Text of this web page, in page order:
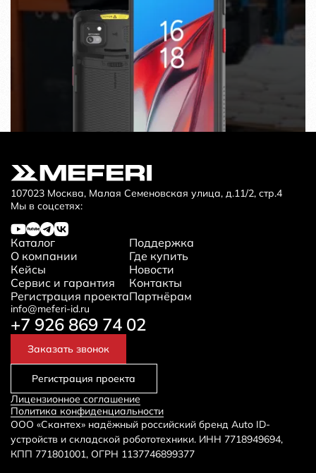
107023 Москва, Малая Семеновская улица, д.11/2, стр.4
Мы в соцсетях:
Каталог
О компании
Кейсы
Сервис и гарантия
Регистрация проекта
Поддержка
Где купить
Новости
Контакты
Партнёрам
info@meferi-id.ru
+7 926 869 74 02
Регистрация проекта
Заказать звонок
ООО «Скантех» надёжный российский бренд Auto ID-
устройств и складской робототехники. ИНН 7718949694,
КПП 771801001, ОГРН 1137746899377
Лицензионное соглашение
Политика конфиденциальности